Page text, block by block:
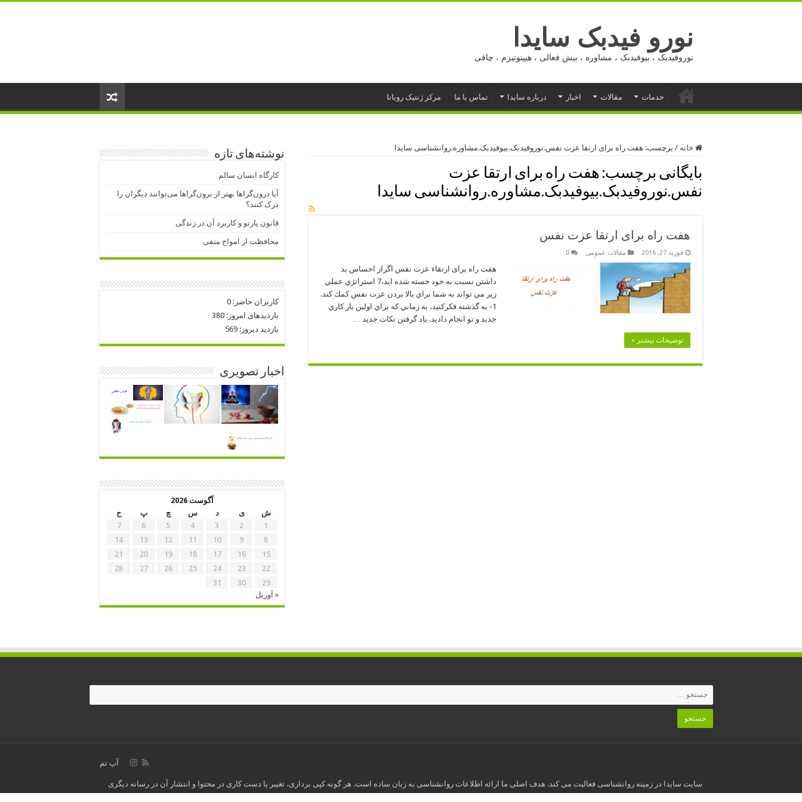
نورو فیدبک سایدا
نوروفیدبک ، بیوفیدبک ، مشاوره ، بیش فعالی ، هیپنوتیزم ، چاقی
خدمات مقالات اخبار درباره سایدا تماس با ما مرکز ژنتیک رویانا
خانه / برچسب: هفت راه برای ارتقا عزت نفس.نوروفیدبک.بیوفیدبک.مشاوره.روانشناسی سایدا
بایگانی برچسب: هفت راه برای ارتقا عزت
نفس.نوروفیدبک.بیوفیدبک.مشاوره.روانشناسی سایدا
هفت راه برای ارتقا عزت نفس
فوریه 27, 2016 مقالات عمومی 0
هفت راه برای ارتقاء عزت نفس اگراز احساس بد
داشتن نسبت به خود خسته شده ايد،7 استراتژي عملي
زير مي تواند به شما براي بالا بردن عزت نفس كمك كند.
1- به گذشته فكركنيد، به زماني كه براي اولين بار كاري
جديد و نو انجام داديد. ياد گرفتن نكات جديد …
توضیحات بیشتر »
نوشته‌های تازه
کارگاه انسان سالم
آیا درون‌گراها بهتر از برون‌گراها می‌توانند دیگران را
درک کنند؟
قانون پارتو و کاربرد آن در زندگی
محافظت از امواج منفی
کاربران حاضر: 0
بازدیدهای امروز: 380
بازدید دیروز: 569
اخبار تصویری
آگوست 2026
ش
ی د س چ پ
ج
1
2
3
4
5
6
7
8
9
10
11
12
13
14
15
16
17
18
19
20
21
22
23
24
25
26
27
28
29
30
31
« آوریل
آپ تم
سایت سایدا در زمینه روانشناسی فعالیت می کند. هدف اصلی ما ارائه اطلاعات روانشناسی به زبان ساده است. هر گونه کپی برداری، تغییر یا دست کاری در محتوا و انتشار آن در رسانه دیگری